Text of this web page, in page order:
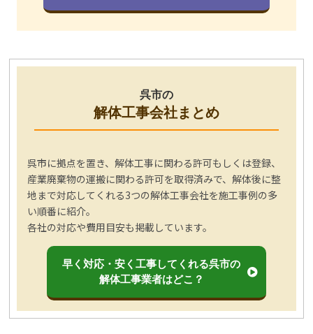
呉市の
解体工事会社まとめ
呉市に拠点を置き、解体工事に関わる許可もしくは登録、
産業廃棄物の運搬に関わる許可を取得済みで、解体後に整
地まで対応してくれる3つの解体工事会社を施工事例の多
い順番に紹介。
各社の対応や費用目安も掲載しています。
早く対応・安く工事してくれる呉市の
解体工事業者はどこ？